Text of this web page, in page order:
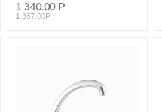
1 340.00 Р
1 367.00Р